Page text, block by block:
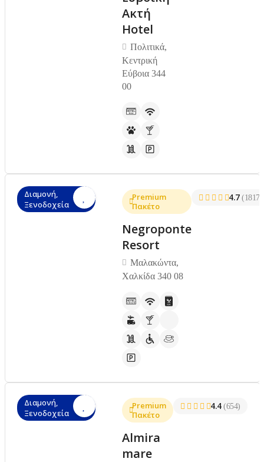
Ακτή
Hotel
Πολιτικά,
Κεντρική
Εύβοια 344
00
Διαμονή,
Ξενοδοχεία
Premium
Πακέτο
Negroponte
Resort
Μαλακώντα,
Χαλκίδα 340 08
4.7(1817)
Διαμονή,
Ξενοδοχεία
Premium
Πακέτο
Almira
mare
4.4(654)